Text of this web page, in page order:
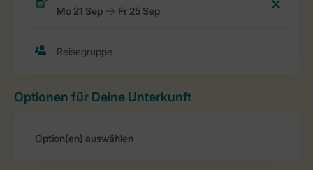
Optionen für Deine Unterkunft